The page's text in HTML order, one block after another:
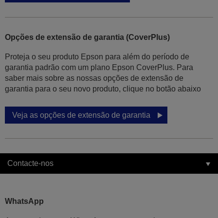
Opções de extensão de garantia (CoverPlus)
Proteja o seu produto Epson para além do período de
garantia padrão com um plano Epson CoverPlus. Para
saber mais sobre as nossas opções de extensão de
garantia para o seu novo produto, clique no botão abaixo
Veja as opções de extensão de garantia
Contacte-nos
WhatsApp